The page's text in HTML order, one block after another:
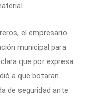
el empresario
municipal para
que por expresa
a que botaran
de seguridad ante